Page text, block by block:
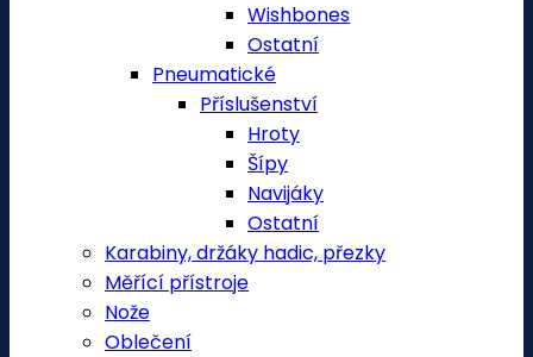
Wishbones
Ostatní
Pneumatické
Příslušenství
Hroty
Šípy
Navijáky
Ostatní
Karabiny, držáky hadic, přezky
Měřící přístroje
Nože
Oblečení